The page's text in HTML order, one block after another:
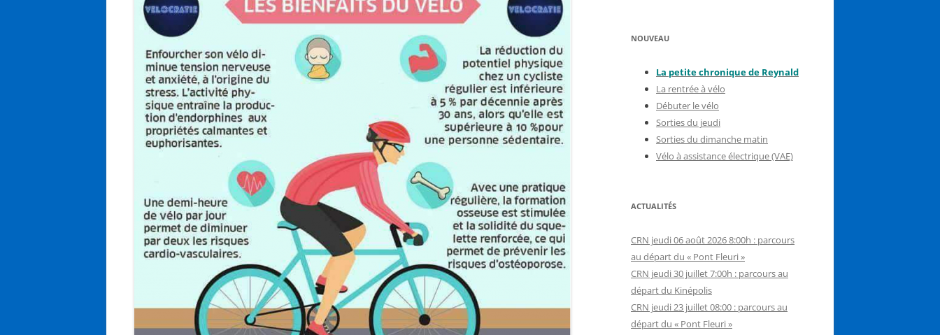
NOUVEAU
La petite chronique de Reynald
La rentrée à vélo
Débuter le vélo
Sorties du jeudi
Sorties du dimanche matin
Vélo à assistance électrique (VAE)
ACTUALITÉS
CRN jeudi 06 août 2026 8:00h : parcours
au départ du « Pont Fleuri »
CRN jeudi 30 juillet 7:00h : parcours au
départ du Kinépolis
CRN jeudi 23 juillet 08:00 : parcours au
départ du « Pont Fleuri »